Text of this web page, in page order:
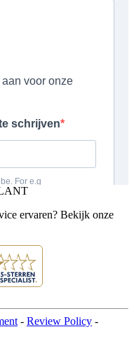
ervaren? Bekijk onze
- Review Policy -